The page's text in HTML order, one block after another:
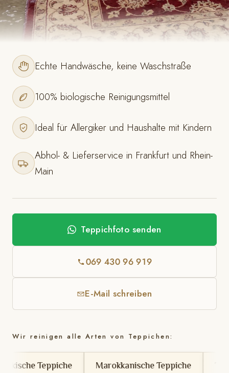
Echte Handwäsche, keine Waschstraße
100% biologische Reinigungsmittel
Ideal für Allergiker und Haushalte mit Kindern
Abhol- & Lieferservice in Frankfurt und Rhein-
Main
Teppichfoto senden
069 430 96 919
E-Mail schreiben
Wir reinigen alle Arten von Teppichen:
Marokkanische Teppiche Tunesische Teppiche